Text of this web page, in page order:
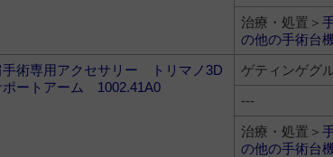
治療・処置＞
の他の手術台
手術専用アクセサリー トリマノ3D
ポートアーム 1002.41A0
ゲティンゲグ
---
治療・処置＞
の他の手術台